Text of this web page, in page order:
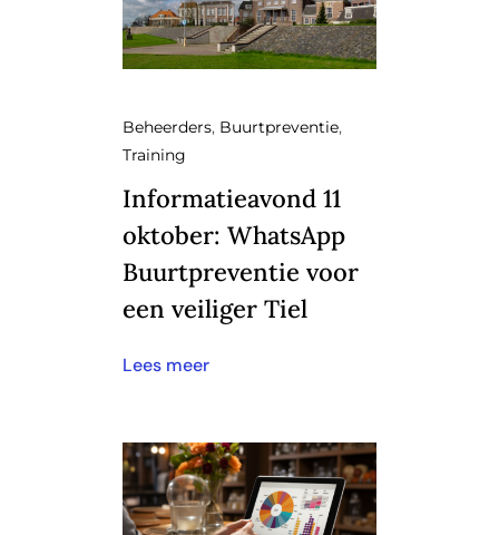
Beheerders, Buurtpreventie,
Training
Informatieavond 11
oktober: WhatsApp
Buurtpreventie voor
een veiliger Tiel
Lees meer